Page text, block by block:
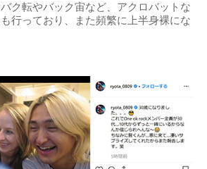
ク転やバック宙など、アクロバットな
行っており、また頻繁に上半身裸にな